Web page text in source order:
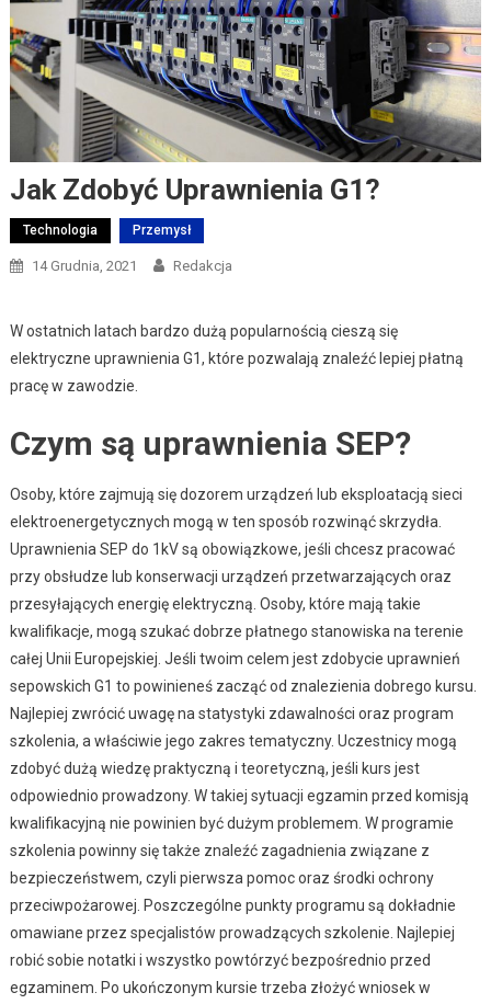
Jak Zdobyć Uprawnienia G1?
Technologia Przemysł
14 Grudnia, 2021 Redakcja
W ostatnich latach bardzo dużą popularnością cieszą się
elektryczne uprawnienia G1, które pozwalają znaleźć lepiej płatną
pracę w zawodzie.
Czym są uprawnienia SEP?
Osoby, które zajmują się dozorem urządzeń lub eksploatacją sieci
elektroenergetycznych mogą w ten sposób rozwinąć skrzydła.
Uprawnienia SEP do 1kV są obowiązkowe, jeśli chcesz pracować
przy obsłudze lub konserwacji urządzeń przetwarzających oraz
przesyłających energię elektryczną. Osoby, które mają takie
kwalifikacje, mogą szukać dobrze płatnego stanowiska na terenie
całej Unii Europejskiej. Jeśli twoim celem jest zdobycie uprawnień
sepowskich G1 to powinieneś zacząć od znalezienia dobrego kursu.
Najlepiej zwrócić uwagę na statystyki zdawalności oraz program
szkolenia, a właściwie jego zakres tematyczny. Uczestnicy mogą
zdobyć dużą wiedzę praktyczną i teoretyczną, jeśli kurs jest
odpowiednio prowadzony. W takiej sytuacji egzamin przed komisją
kwalifikacyjną nie powinien być dużym problemem. W programie
szkolenia powinny się także znaleźć zagadnienia związane z
bezpieczeństwem, czyli pierwsza pomoc oraz środki ochrony
przeciwpożarowej. Poszczególne punkty programu są dokładnie
omawiane przez specjalistów prowadzących szkolenie. Najlepiej
robić sobie notatki i wszystko powtórzyć bezpośrednio przed
egzaminem. Po ukończonym kursie trzeba złożyć wniosek w